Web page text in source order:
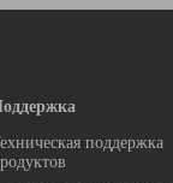
поддержка